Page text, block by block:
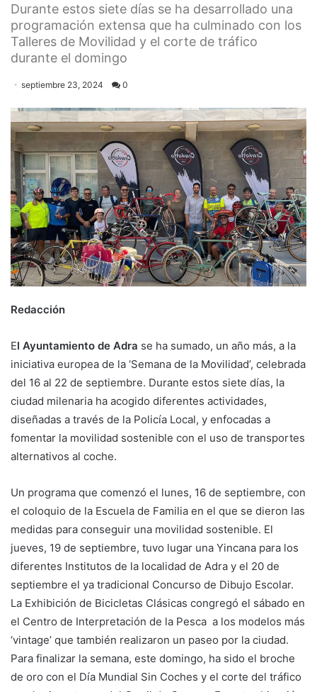
Durante estos siete días se ha desarrollado una
programación extensa que ha culminado con los
Talleres de Movilidad y el corte de tráfico
durante el domingo
septiembre 23, 2024 0
Redacción
El Ayuntamiento de Adra se ha sumado, un año más, a la
iniciativa europea de la ‘Semana de la Movilidad’, celebrada
del 16 al 22 de septiembre. Durante estos siete días, la
ciudad milenaria ha acogido diferentes actividades,
diseñadas a través de la Policía Local, y enfocadas a
fomentar la movilidad sostenible con el uso de transportes
alternativos al coche.
Un programa que comenzó el lunes, 16 de septiembre, con
el coloquio de la Escuela de Familia en el que se dieron las
medidas para conseguir una movilidad sostenible. El
jueves, 19 de septiembre, tuvo lugar una Yincana para los
diferentes Institutos de la localidad de Adra y el 20 de
septiembre el ya tradicional Concurso de Dibujo Escolar.
La Exhibición de Bicicletas Clásicas congregó el sábado en
el Centro de Interpretación de la Pesca a los modelos más
‘vintage’ que también realizaron un paseo por la ciudad.
Para finalizar la semana, este domingo, ha sido el broche
de oro con el Día Mundial Sin Coches y el corte del tráfico